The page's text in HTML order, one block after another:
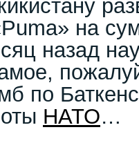
на
назад
по
НАТО…